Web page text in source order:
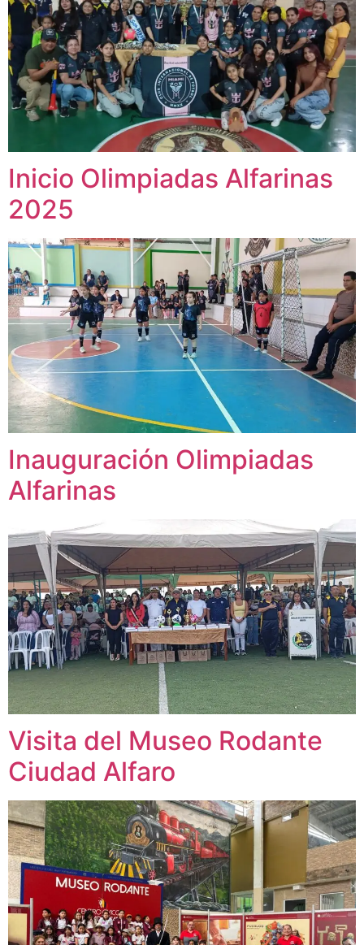
Inicio Olimpiadas Alfarinas
2025
Inauguración Olimpiadas
Alfarinas
Visita del Museo Rodante
Ciudad Alfaro